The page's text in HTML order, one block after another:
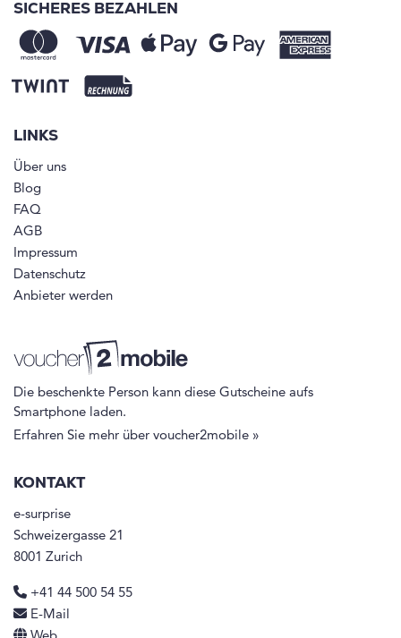
SICHERES BEZAHLEN
LINKS
Über uns
Blog
FAQ
AGB
Impressum
Datenschutz
Anbieter werden
Die beschenkte Person kann diese Gutscheine aufs
Smartphone laden.
Erfahren Sie mehr über voucher2mobile »
KONTAKT
e-surprise
Schweizergasse 21
8001 Zurich
+41 44 500 54 55
E-Mail